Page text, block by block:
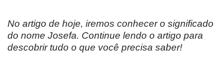
No artigo de hoje, iremos conhecer o significado
do nome Josefa. Continue lendo o artigo para
descobrir tudo o que você precisa saber!